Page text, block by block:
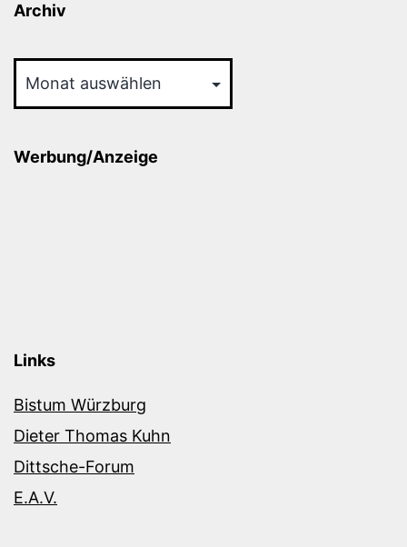
Archiv
Werbung/Anzeige
Links
Bistum Würzburg
Dieter Thomas Kuhn
Dittsche-Forum
E.A.V.